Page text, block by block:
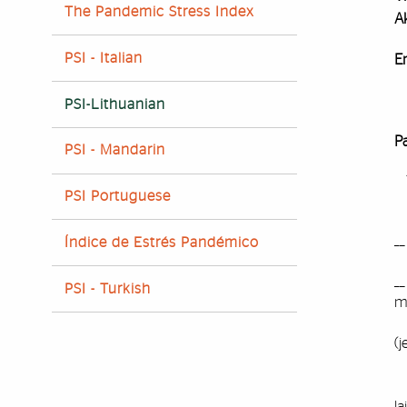
The Pandemic Stress Index
PSI - Italian
PSI-Lithuanian
PSI - Mandarin
PSI Portuguese
Índice de Estrés Pandémico
PSI - Turkish